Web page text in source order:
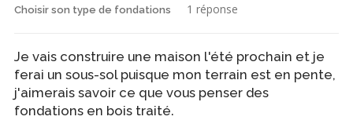
Choisir son type de fondations 1 réponse
Je vais construire une maison l'été prochain et je
ferai un sous-sol puisque mon terrain est en pente,
j'aimerais savoir ce que vous penser des
fondations en bois traité.